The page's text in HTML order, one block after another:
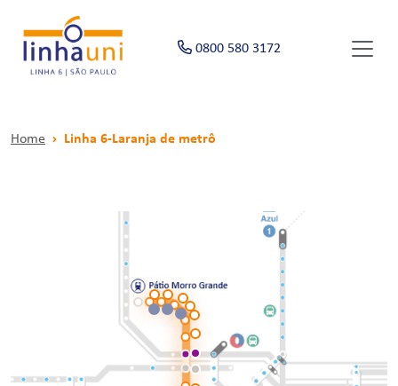
0800 580 3172
Home Linha 6-Laranja de metrô